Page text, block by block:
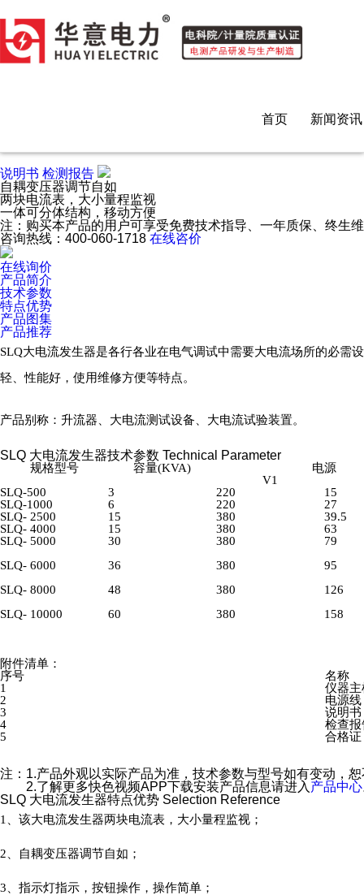
首页 新闻资讯
您当前的位置
首页
高压试验设备
说明书 检测报告
自耦变压器调节自如
两块电流表，大小量程监视
一体可分体结构，移动方便
注：购买本产品的用户可享受免费技术指导、一年质保、终生
咨询热线： 400-060-1718 在线咨价
在线询价
产品简介
技术参数
特点优势
产品图集
产品推荐
SLQ大电流发生器是各行各业在电气调试中需要大电流场所的必需设备
轻、性能好，使用维修方便等特点。
产品别称：升流器、大电流测试设备、大电流试验装置。
SLQ 大电流发生器技术参数 Technical Parameter
规格型号 容量(KVA)
电源
V1
SLQ-500
3 220
15
SLQ-1000
6 220
27
SLQ- 2500
15 380
39.5
SLQ- 4000
15 380
63
SLQ- 5000
30 380
79
SLQ- 6000
36 380
95
SLQ- 8000
48 380
126
SLQ- 10000
60 380 158
附件清单：
序号
名称
1
仪器主
2
电源线
3
说明书
4
检查报
5
合格证
注： 1.产品外观以实际产品为准，技术参数与型号如有变动，
2.了解更多快色视频APP下载安装产品信息请进入 产品中心
SLQ 大电流发生器特点优势 Selection Reference
1、该大电流发生器两块电流表，大小量程监视；
2、自耦变压器调节自如；
3、指示灯指示，按钮操作，操作简单；